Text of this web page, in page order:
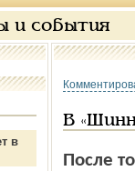
и события
в
В
После